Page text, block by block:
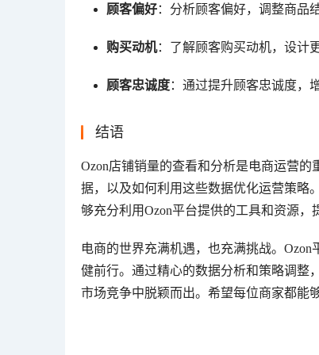
顾客偏好：分析顾客偏好，调整商品
购买动机：了解顾客购买动机，设计
顾客忠诚度：通过提升顾客忠诚度，
结语
Ozon店铺销量的查看和分析是电商运营
据，以及如何利用这些数据优化运营策略
够充分利用Ozon平台提供的工具和资源，
电商的世界充满机遇，也充满挑战。
健前行。通过精心的数据分析和策略调整
市场竞争中脱颖而出。希望每位商家都能